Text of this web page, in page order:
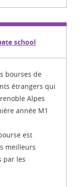
school
bourses de
étrangers qui
Alpes
année M1
est
meilleurs
par les